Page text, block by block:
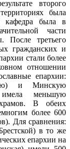
второго
была
кафедра была в
части
После третьего
гражданских и
стали более
отношении
епар­хии:
и Минскую
меньшую
В обеих
бо­лее 600
Для сравнения:
в то же
епархии на